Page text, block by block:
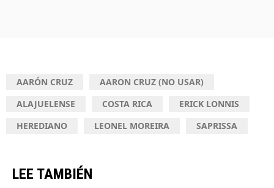
AARÓN CRUZ
AARON CRUZ (NO USAR)
ALAJUELENSE
COSTA RICA
ERICK LONNIS
HEREDIANO
LEONEL MOREIRA SAPRISSA
LEE TAMBIÉN